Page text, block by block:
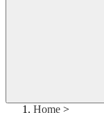
Home >